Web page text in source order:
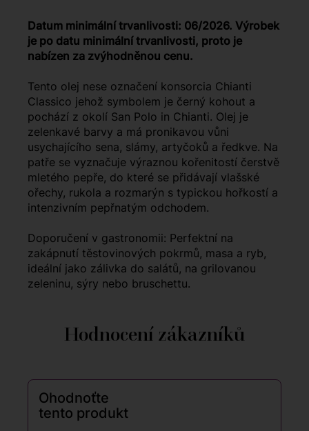
Datum minimální trvanlivosti: 06/2026. Výrobek
je po datu minimální trvanlivosti, proto je
nabízen za zvýhodněnou cenu.
Tento olej nese označení konsorcia Chianti
Classico jehož symbolem je černý kohout a
pochází z okolí San Polo in Chianti. Olej je
zelenkavé barvy a má pronikavou vůni
usychajícího sena, slámy, artyčoků a ředkve. Na
patře se vyznačuje výraznou kořenitostí čerstvě
mletého pepře, do které se přidávají vlašské
ořechy, rukola a rozmarýn s typickou hořkostí a
intenzivním pepřnatým odchodem.
Doporučení v gastronomii: Perfektní na
zakápnutí těstovinových pokrmů, masa a ryb,
ideální jako zálivka do salátů, na grilovanou
zeleninu, sýry nebo bruschettu.
Hodnocení zákazníků
Ohodnoťte
tento produkt